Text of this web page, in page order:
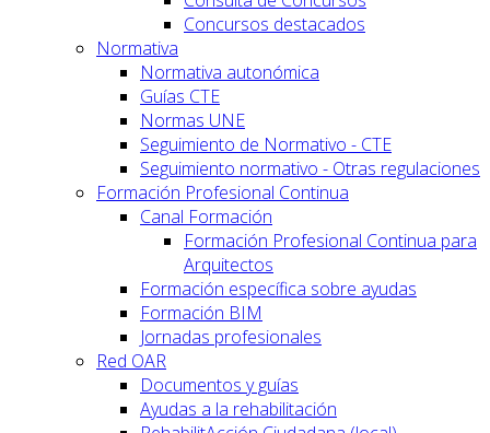
Concursos destacados
Normativa
Normativa autonómica
Guías CTE
Normas UNE
Seguimiento de Normativo - CTE
Seguimiento normativo - Otras regulaciones
Formación Profesional Continua
Canal Formación
Formación Profesional Continua para
Arquitectos
Formación específica sobre ayudas
Formación BIM
Jornadas profesionales
Red OAR
Documentos y guías
Ayudas a la rehabilitación